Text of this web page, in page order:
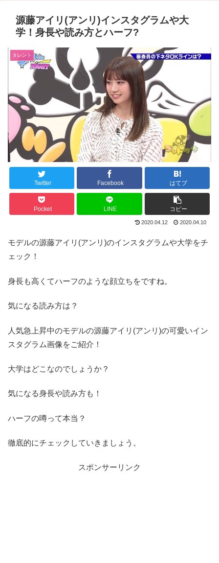
源藤アイリ(アンリ)インスタグラムや大
学！身長や読み方とハーフ?
タレント
Twitter Facebook はてブ
Pocket LINE コピー
2020.04.12 2020.04.10
モデルの源藤アイリ(アンリ)のインスタグラムや大学をチ
ェック！
身長も高くてハーフのような顔立ちをですね。
気になる読み方は？
人気急上昇中のモデルの源藤アイリ(アンリ)の可愛いイン
スタグラム画像をご紹介！
大学はどこなのでしょうか？
気になる身長や読み方も！
ハーフの噂って本当？
徹底的にチェックしていきましょう。
スポンサーリンク